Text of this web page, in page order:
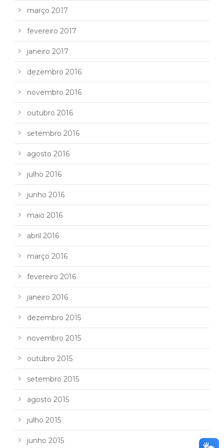
março 2017
fevereiro 2017
janeiro 2017
dezembro 2016
novembro 2016
outubro 2016
setembro 2016
agosto 2016
julho 2016
junho 2016
maio 2016
abril 2016
março 2016
fevereiro 2016
janeiro 2016
dezembro 2015
novembro 2015
outubro 2015
setembro 2015
agosto 2015
julho 2015
junho 2015